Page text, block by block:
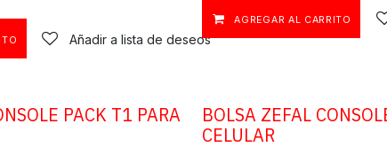
Añadir a lista de deseos
AGREGAR AL CARRITO
PACK T1 PARA
BOLSA ZEFAL
CELULAR